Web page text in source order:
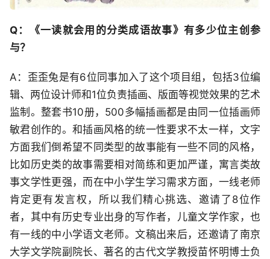
Q：《一读就会用的分类成语故事》有多少位主创参
与？
A：歪歪兔是有6位同事加入了这个项目组，包括3位编
辑、两位设计师和1位负责插画、版面等视觉效果的艺术
监制。整套书10册，500多幅插画都是由同一位插画师
敏君创作的。和插画风格的统一性要求不太一样，文字
方面我们倒希望不同类型的故事能有一些不同的风格，
比如历史类的故事需要相对简练和更加严谨，寓言类故
事文学性更强，而在中小学生学习需求方面，一线老师
肯定更有发言权，所以我们精心挑选、邀请了8位作
者，其中有历史专业出身的写作者，儿童文学作家，也
有一线的中小学语文老师。文稿出来后，还邀请了南京
大学文学院副院长、著名的古代文学教授苗怀明博士负